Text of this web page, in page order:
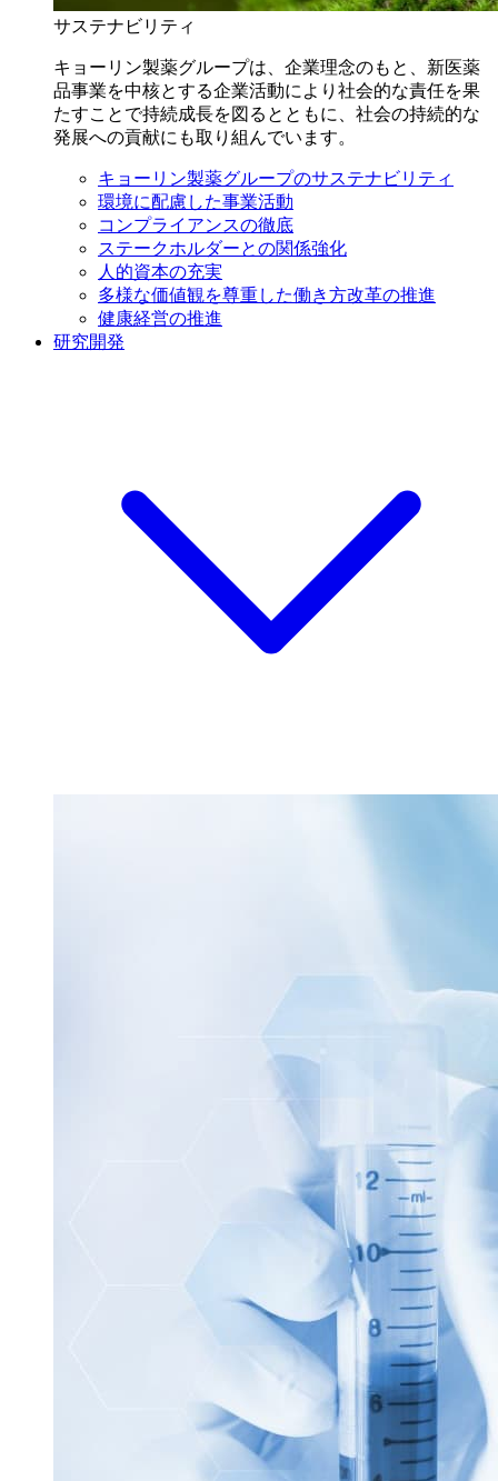
サステナビリティ
キョーリン製薬グループは、企業理念のもと、新医薬
品事業を中核とする企業活動により社会的な責任を果
たすことで持続成長を図るとともに、社会の持続的な
発展への貢献にも取り組んでいます。
キョーリン製薬グループのサステナビリティ
環境に配慮した事業活動
コンプライアンスの徹底
ステークホルダーとの関係強化
人的資本の充実
多様な価値観を尊重した働き方改革の推進
健康経営の推進
研究開発